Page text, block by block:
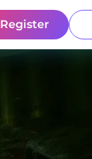
Register